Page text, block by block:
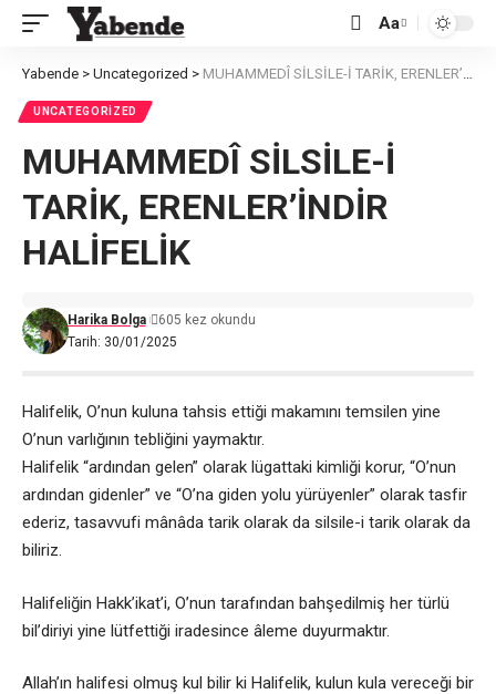
Font
Resizer
Aa
Yabende > Uncategorized > MUHAMMEDÎ SİLSİLE-İ TARİK, ERENLER’İNDİR HALİFELİK
UNCATEGORIZED
MUHAMMEDÎ SİLSİLE-İ
TARİK, ERENLER’İNDİR
HALİFELİK
Tarih: 30/01/2025
Harika Bolga 605 kez okundu
Halifelik, O’nun kuluna tahsis ettiği makamını temsilen yine
O’nun varlığının tebliğini yaymaktır.
Halifelik “ardından gelen” olarak lügattaki kimliği korur, “O’nun
ardından gidenler” ve “O’na giden yolu yürüyenler” olarak tasfir
ederiz, tasavvufi mânâda tarik olarak da silsile-i tarik olarak da
biliriz.
Halifeliğin Hakk’ikat’i, O’nun tarafından bahşedilmiş her türlü
bil’diriyi yine lütfettiği iradesince âleme duyurmaktır.
Allah’ın halifesi olmuş kul bilir ki Halifelik, kulun kula vereceği bir